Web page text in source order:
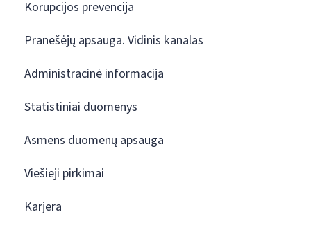
Korupcijos prevencija
Pranešėjų apsauga. Vidinis kanalas
Administracinė informacija
Statistiniai duomenys
Asmens duomenų apsauga
Viešieji pirkimai
Karjera